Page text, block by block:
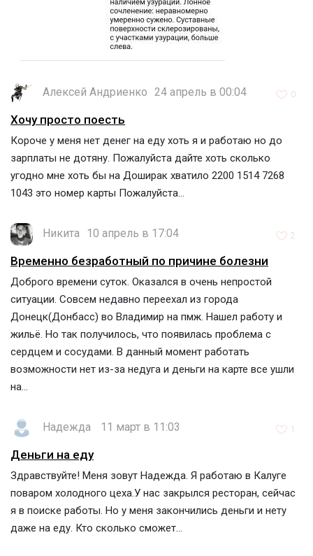
Алексей Андриенко 24 апрель в 00:04 0
Хочу просто поесть
Короче у меня нет денег на еду хоть я и работаю но до
зарплаты не дотяну. Пожалуйста дайте хоть сколько
угодно мне хоть бы на Доширак хватило 2200 1514 7268
1043 это номер карты Пожалуйста...
Никита 10 апрель в 17:04 2
Временно безработный по причине болезни
Доброго времени суток. Оказался в очень непростой
ситуации. Совсем недавно переехал из города
Донецк(Донбасс) во Владимир на пмж. Нашел работу и
жильë. Но так получилось, что появилась проблема с
сердцем и сосудами. В данный момент работать
возможности нет из-за недуга и деньги на карте все ушли
на...
Надежда 11 март в 11:03 1
Деньги на еду
Здравствуйте! Меня зовут Надежда. Я работаю в Калуге
поваром холодного цеха.У нас закрылся ресторан, сейчас
я в поиске работы. Но у меня закончились деньги и нету
даже на еду. Кто сколько сможет...